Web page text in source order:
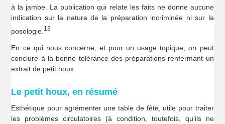
à la jambe. La publication qui relate les faits ne donne aucune
indication sur la nature de la préparation incriminée ni sur la
posologie. 13
En ce qui nous concerne, et pour un usage topique, on peut
conclure à la bonne tolérance des préparations renfermant un
extrait de petit houx.
Le petit houx, en résumé
Esthétique pour agrémenter une table de fête, utile pour traiter
les problèmes circulatoires (à condition, toutefois, qu’ils ne